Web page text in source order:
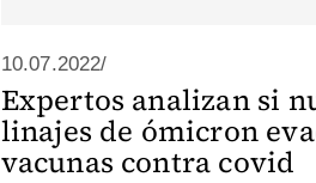
10.07.2022/
Expertos analizan si
linajes de ómicron
vacunas contra covid